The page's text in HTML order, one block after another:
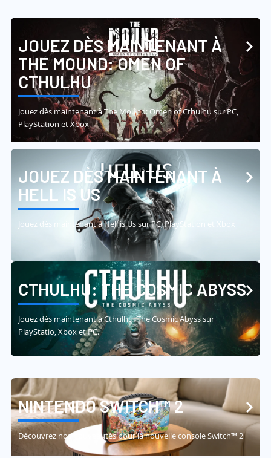
JOUEZ DÈS MAINTENANT À
THE MOUND: OMEN OF
CTHULHU
Jouez dès maintenant à The Mound: Omen of Cthulhu sur PC,
PlayStation et Xbox
JOUEZ DÈS MAINTENANT À
HELL IS US
Jouez dès maintenant à Hell is Us sur PC, PlayStation et Xbox
CTHULHU: THE COSMIC ABYSS
Jouez dès maintenant à Cthulhu: The Cosmic Abyss sur
PlayStatio, Xbox et PC.
NINTENDO SWITCH™ 2
Découvrez nos nouveautés pour la nouvelle console Switch™ 2